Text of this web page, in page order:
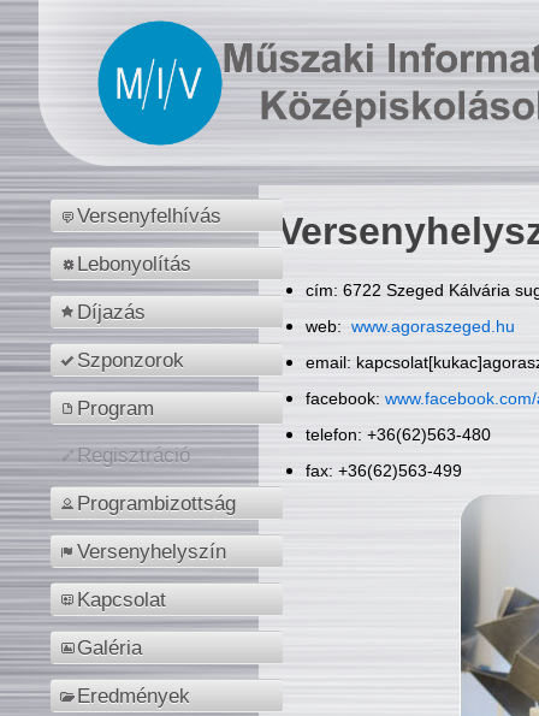
Versenyfelhívás
Lebonyolítás
Díjazás
Szponzorok
Program
Regisztráció
Programbizottság
Versenyhelyszín
Kapcsolat
Galéria
Eredmények
cím: 6722 Szeged Kálvária
web: www.agoraszeged.hu
email:
facebook:
telefon: +36(62)563-480
fax: +36(62)563-499